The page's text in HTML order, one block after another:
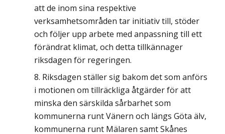
att de inom sina respektive
verksamhetsområden tar initiativ till, stöder
och följer upp arbete med anpassning till ett
förändrat klimat, och detta tillkännager
riksdagen för regeringen.
Riksdagen ställer sig bakom det som anförs
i motionen om tillräckliga åtgärder för att
minska den särskilda sårbarhet som
kommunerna runt Vänern och längs Göta älv,
kommunerna runt Mälaren samt Skånes